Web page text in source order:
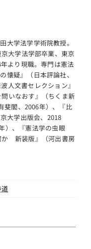
学法学学術院教授。
大学法学部卒業、東京
より現職。専門は憲法
懐疑』（日本評論社、
人文書セレクション』
問いなおす』（ちくま新
斐閣、2006年）、『比
大学出版会、2018
）、『憲法学の虫眼
か 新装版』（河出書房